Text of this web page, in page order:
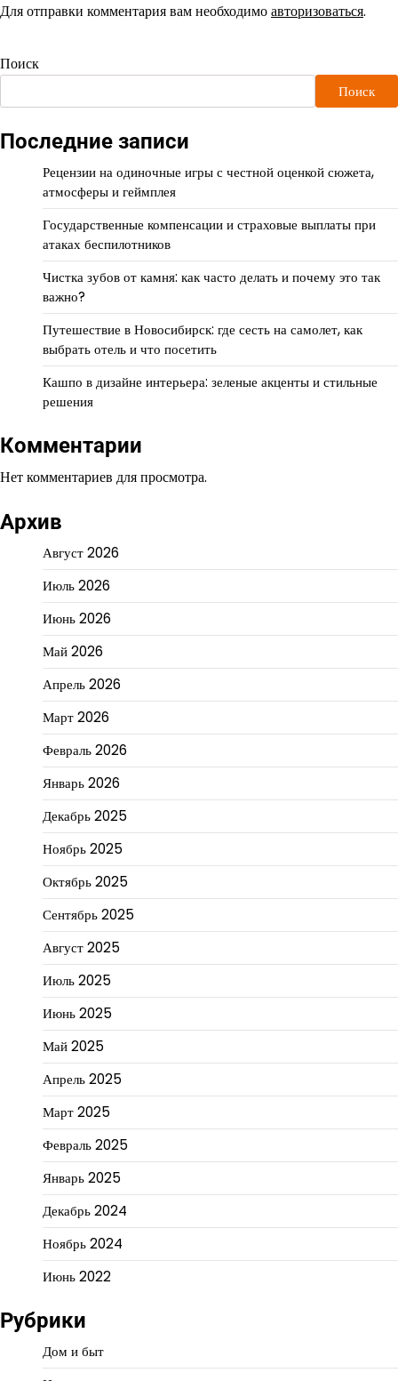
Для отправки комментария вам необходимоавторизоваться.
Поиск
Поиск
Последние записи
Рецензии на одиночные игры с честной оценкой сюжета,
атмосферы и геймплея
Государственные компенсации и страховые выплаты при
атаках беспилотников
Чистка зубов от камня: как часто делать и почему это так
важно?
Путешествие в Новосибирск: где сесть на самолет, как
выбрать отель и что посетить
Кашпо в дизайне интерьера: зеленые акценты и стильные
решения
Комментарии
Нет комментариев для просмотра.
Архив
Август 2026
Июль 2026
Июнь 2026
Май 2026
Апрель 2026
Март 2026
Февраль 2026
Январь 2026
Декабрь 2025
Ноябрь 2025
Октябрь 2025
Сентябрь 2025
Август 2025
Июль 2025
Июнь 2025
Май 2025
Апрель 2025
Март 2025
Февраль 2025
Январь 2025
Декабрь 2024
Ноябрь 2024
Июнь 2022
Рубрики
Дом и быт